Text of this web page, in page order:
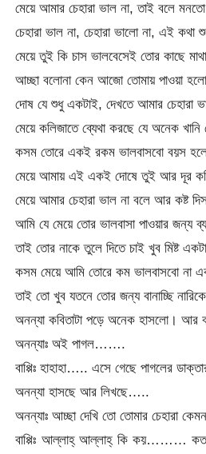
মেয়ে আমার চেহারা ভাল না, তাই বলে
চেহারা ভাল না, চেহারা ভালো না, এই
মেয়ে তুই কি চাস ভালবেসেই তোর কাছে
আচ্ছা বলোনা কেন আজো তোমায় পাওয়া
দোষ যে শুধু একটাই, দেখতে আমার চেহারা
মেয়ে কলিজাতে ব্যেথা করছে যে অনেক
কসম তোরে একই রকম ভালবাসবো বয়স
মেয়ে আমায় এই একই দোষে তুই আর দূর
মেয়ে আমার চেহারা ভাল না বলে আর কষ্ট
আমি যে মেয়ে তোর ভালবাসা পাওয়ার জন্য
তাই তোর নাকে তুলে দিতে চাই খুব মিষ্ট
কসম মেয়ে আমি তোরে কম ভালবাসবো
তাই তো খুব যতনে তোর জন্য বানাচ্ছি
অনন্যা কবিতাটা পড়ে অনেক হাসলো।
অনন্যাঃ অই পাগল…….
বাপ্পিঃ হাহাহা….. এসে গেছে পাগলের
অনন্যা হাসছে আর লিখছে…..
অনন্যাঃ আচ্ছা দেখি তো তোমার চেহারা
বাপ্পিঃ আল্লাহ্‌ আল্লাহ্‌ কি কয়………